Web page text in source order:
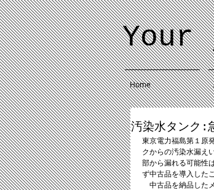
Home
汚染水タンク:
東京電力福島第１原
クからの汚染水漏え
部から漏れる可能性
ず中古品を導入した
中古品を納品した